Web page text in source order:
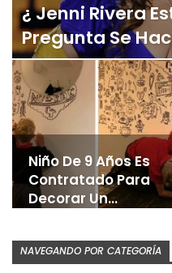
¿ Jenni Rivera
Pregunta Se
Niño De 9 Años Es
Contratado Para
Decorar Un…
NAVEGANDO POR CATEGORÍA